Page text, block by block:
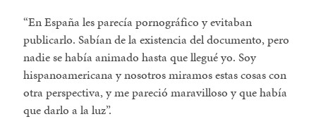
En España les parecía pornográfico y evitaban
publicarlo. Sabían de la existencia del documento, pero
nadie se había animado hasta que llegué yo. Soy
hispanoamericana y nosotros miramos estas cosas con
otra perspectiva, y me pareció maravilloso y que había
que darlo a la luz.